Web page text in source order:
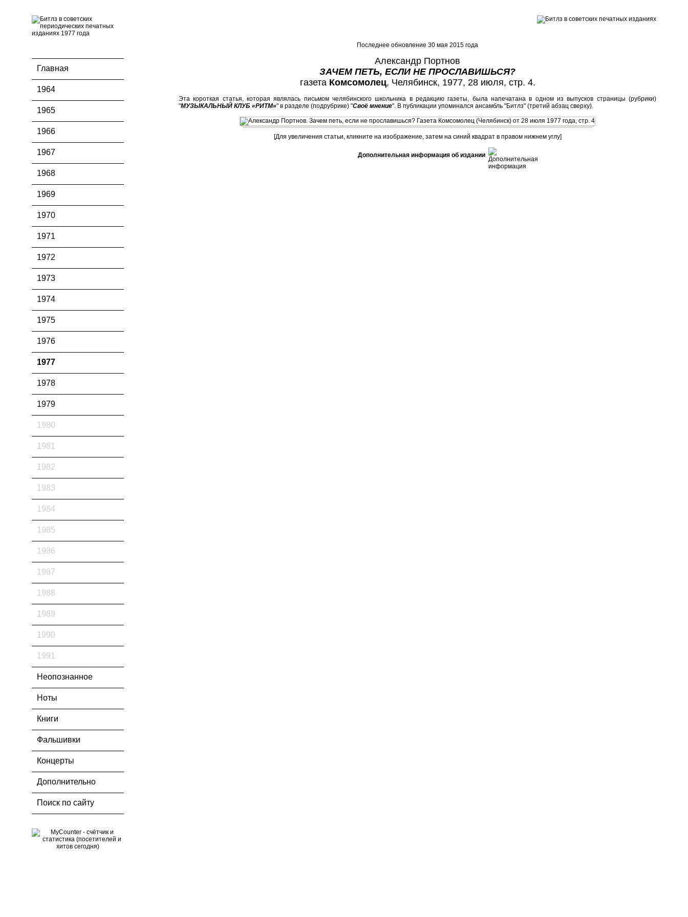
Главная
1964
1965
1966
1967
1968
1969
1970
1971
1972
1973
1974
1975
1976
1977
1978
1979
1980
1981
1982
1983
1984
1985
1986
1987
1988
1989
1990
1991
Неопознанное
Ноты
Книги
Фальшивки
Концерты
Дополнительно
Поиск по сайту
Последнее обновление 30 мая 2015 года
Александр Портнов
ЗАЧЕМ ПЕТЬ, ЕСЛИ НЕ ПРОСЛАВИШЬСЯ?
газета Комсомолец, Челябинск, 1977, 28 июля, стр. 4.
Эта короткая статья, которая являлась письмом челябинского школьника в редакцию газеты, была напечатана в одном из выпусков страницы (рубрики)
"МУЗЫКАЛЬНЫЙ КЛУБ «РИТМ»" в разделе (подрубрике) "Своё мнение". В публикации упоминался ансамбль "Битлз" (третий абзац сверху).
[Для увеличения статьи, кликните на изображение, затем на синий квадрат в правом нижнем углу]
Дополнительная информация об издании